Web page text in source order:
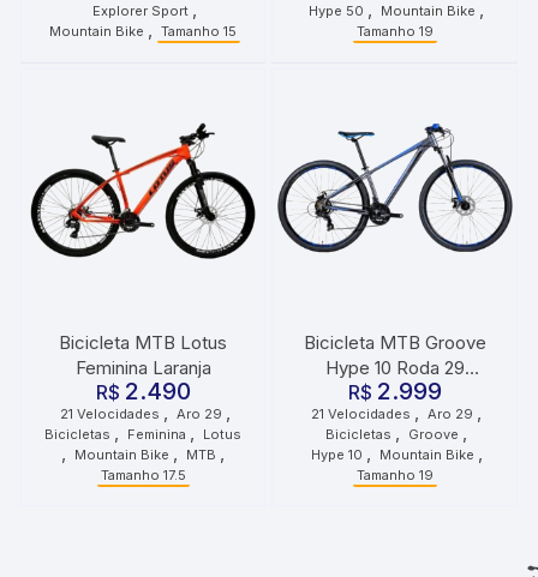
Explorer Sport
Mountain Bike Tamanho 15
Hype 50 Mountain Bike
Tamanho 19
Bicicleta MTB Lotus
Feminina Laranja
R$ 2.490
21 Velocidades , Aro 29 ,
Bicicletas , Feminina , Lotus
, Mountain Bike , MTB ,
Tamanho 17.5
Bicicleta MTB Groove
Hype 10 Roda 29
Tamanho 19 21
Velocidades Grafite Azul
Preto
R$ 2.999
21 Velocidades , Aro 29 ,
Bicicletas , Groove ,
Hype 10 , Mountain Bike ,
Tamanho 19